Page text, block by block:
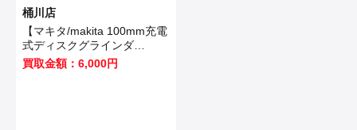
桶川店
【マキタ/makita 100mm充電
式ディスクグラインダ
GA403DRGN】桶川市のお客
様から買取いたしました！
買取金額：6,000円